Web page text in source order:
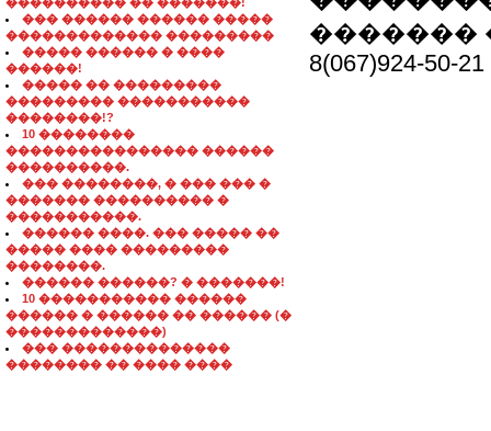
��� ������ ������ �����
������������� ���������
����� ������ � ����
������!
����� �� ���������
��������� �����������
��������!?
10 ��������
���������������� ������
����������.
��� ��������, � ��� ��� �
������� ���������� �
�����������.
������ ����. ��� ����� ��
����� ���� ���������
��������.
������ ������? � �������!
10 ����������� ������
������ � ������ �� ������ (�
�������������)
��� ��������������
�������� �� ���� ����
�������
8(067)924-50-21